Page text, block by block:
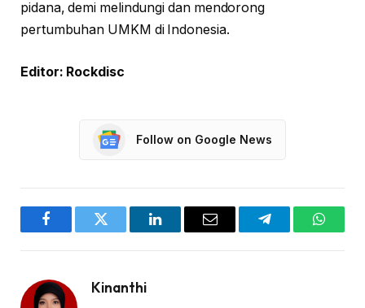
pidana, demi melindungi dan mendorong
pertumbuhan UMKM di Indonesia.
Editor: Rockdisc
Follow on Google News
FacebookTwitter LinkedInEmail Telegram
Kinanthi